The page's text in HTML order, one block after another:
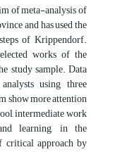
of meta-analysis of
and has used the
of Krippendorf.
works of the
study sample. Data
using three
show more attention
intermediate work
learning, in the
critical approach by